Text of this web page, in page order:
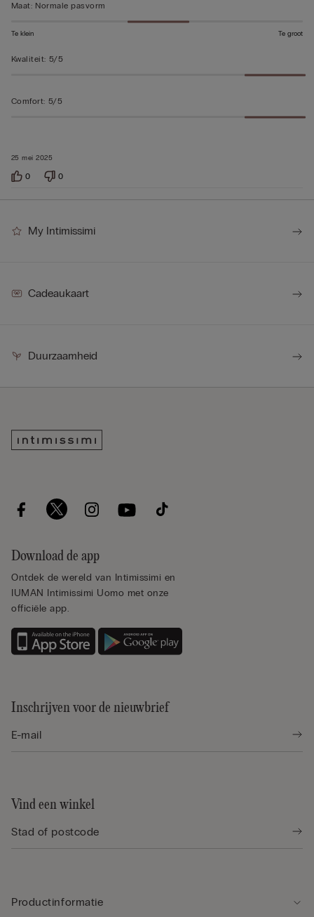
25 mei 2025
Maat: Normale pasvorm
Te klein Te groot
Kwaliteit: 5/5
Comfort: 5/5
0 0
My Intimissimi
Cadeaukaart
Duurzaamheid
Download de app
Ontdek de wereld van Intimissimi en
IUMAN Intimissimi Uomo met onze
officiële app.
Inschrijven voor de nieuwbrief
Vind een winkel
Productinformatie